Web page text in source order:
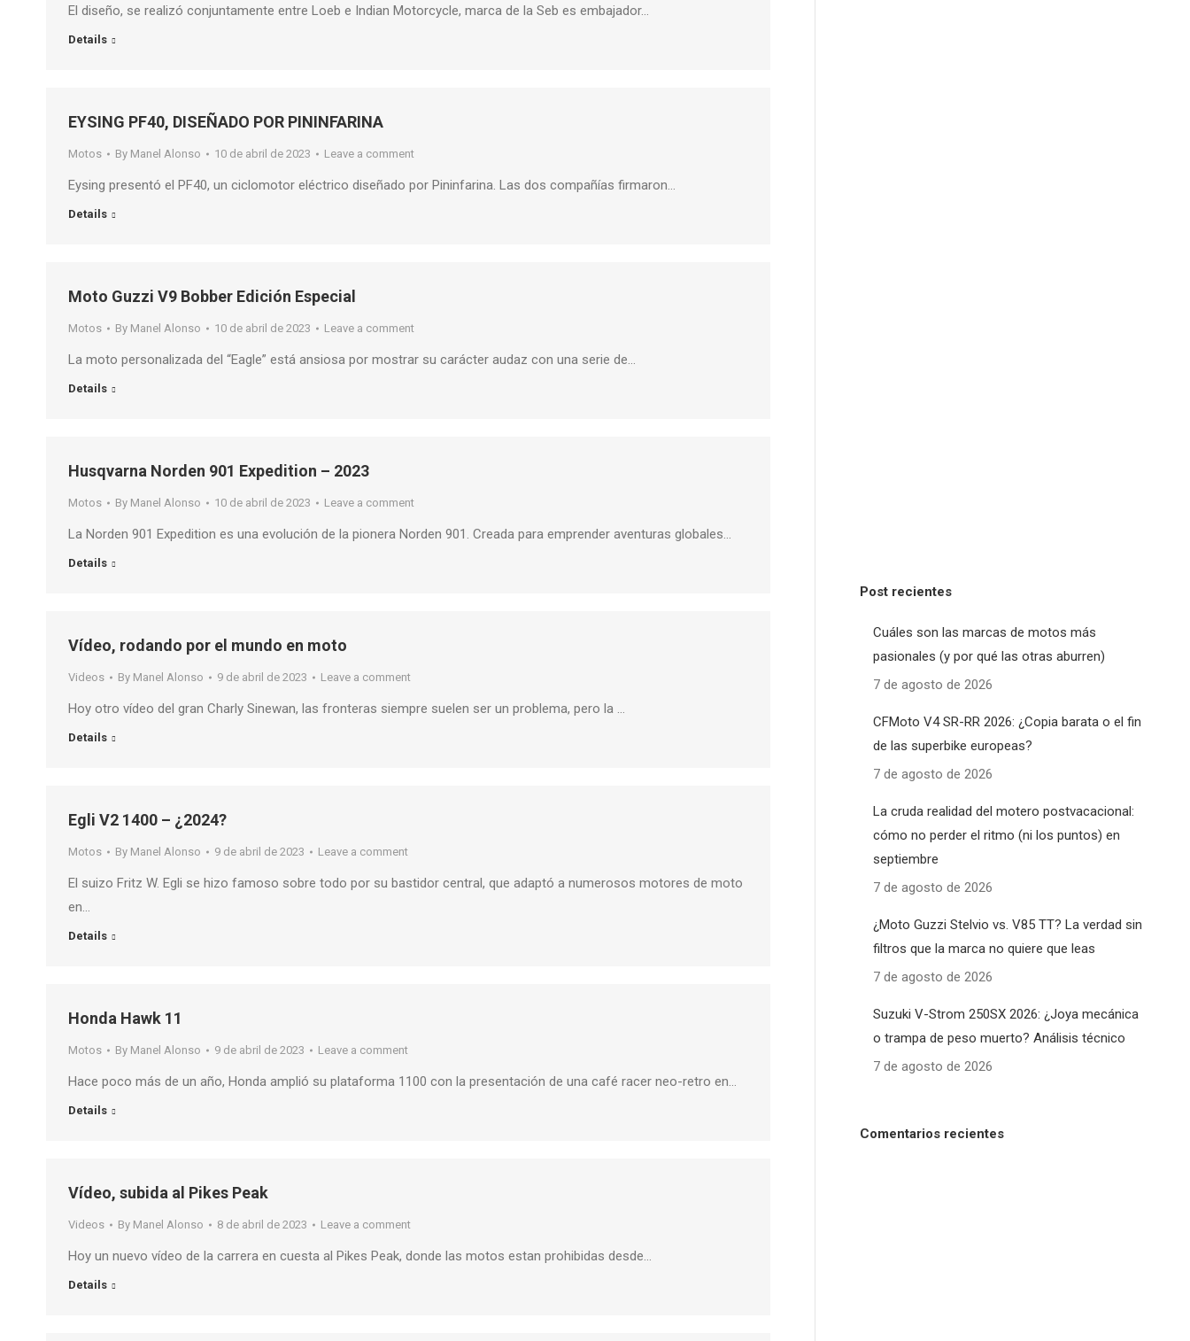
El diseño, se realizó conjuntamente entre Loeb e Indian Motorcycle, marca de la Seb es embajador…
Details
EYSING PF40, DISEÑADO POR PININFARINA
Motos By Manel Alonso 10 de abril de 2023 Leave a comment
Eysing presentó el PF40, un ciclomotor eléctrico diseñado por Pininfarina. Las dos compañías firmaron…
Details
Moto Guzzi V9 Bobber Edición Especial
Motos By Manel Alonso 10 de abril de 2023 Leave a comment
La moto personalizada del “Eagle” está ansiosa por mostrar su carácter audaz con una serie de…
Details
Husqvarna Norden 901 Expedition – 2023
Motos By Manel Alonso 10 de abril de 2023 Leave a comment
La Norden 901 Expedition es una evolución de la pionera Norden 901. Creada para emprender aventuras globales…
Details
Vídeo, rodando por el mundo en moto
Videos By Manel Alonso 9 de abril de 2023 Leave a comment
Hoy otro vídeo del gran Charly Sinewan, las fronteras siempre suelen ser un problema, pero la …
Details
Egli V2 1400 – ¿2024?
Motos By Manel Alonso 9 de abril de 2023 Leave a comment
El suizo Fritz W. Egli se hizo famoso sobre todo por su bastidor central, que adaptó a numerosos motores de moto
en…
Details
Honda Hawk 11
Motos By Manel Alonso 9 de abril de 2023 Leave a comment
Hace poco más de un año, Honda amplió su plataforma 1100 con la presentación de una café racer neo-retro en…
Details
Vídeo, subida al Pikes Peak
Videos By Manel Alonso 8 de abril de 2023 Leave a comment
Hoy un nuevo vídeo de la carrera en cuesta al Pikes Peak, donde las motos estan prohibidas desde…
Details
Post recientes
Cuáles son las marcas de motos más
pasionales (y por qué las otras aburren)
7 de agosto de 2026
CFMoto V4 SR-RR 2026: ¿Copia barata o el fin
de las superbike europeas?
7 de agosto de 2026
La cruda realidad del motero postvacacional:
cómo no perder el ritmo (ni los puntos) en
septiembre
7 de agosto de 2026
¿Moto Guzzi Stelvio vs. V85 TT? La verdad sin
filtros que la marca no quiere que leas
7 de agosto de 2026
Suzuki V-Strom 250SX 2026: ¿Joya mecánica
o trampa de peso muerto? Análisis técnico
7 de agosto de 2026
Comentarios recientes